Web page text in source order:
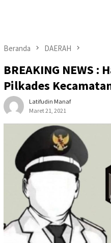
Beranda DAERAH
BREAKING NEWS :
Pilkades
Latifudin Manaf
Maret 21, 2021